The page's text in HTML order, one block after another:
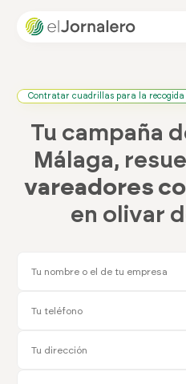
Contratar cuadrillas para la recogida
Tu campaña
Málaga,
vareadores
en olivar